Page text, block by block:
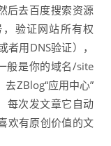
后去百度搜索资源
验证网站所有权
者用DNS验证），
般是你的域名/site
ZBlog“应用中心”
每次发文章它自动
欢有原创价值的文